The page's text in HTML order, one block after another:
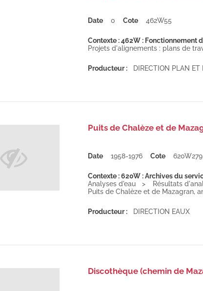
Date 0 Cote 462W55
Contexte : 462W : Fonctionnement
Projets d'alignements : plans de
Producteur : DIRECTION PLAN ET
Puits de Chalèze et de
Date 1958-1976 Cote 620W279
Contexte : 620W : Archives du
Analyses d'eau
Résultats
Puits de Chalèze et de Mazagran,
Producteur : DIRECTION EAUX
Discothèque (chemin de